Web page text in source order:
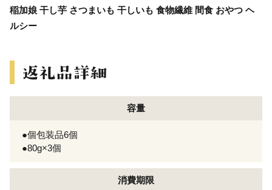
稲加娘 干し芋 さつまいも 干しいも 食物繊維 間食 おやつ ヘ
ルシー
容量
●個包装品6個
●80g×3個
消費期限